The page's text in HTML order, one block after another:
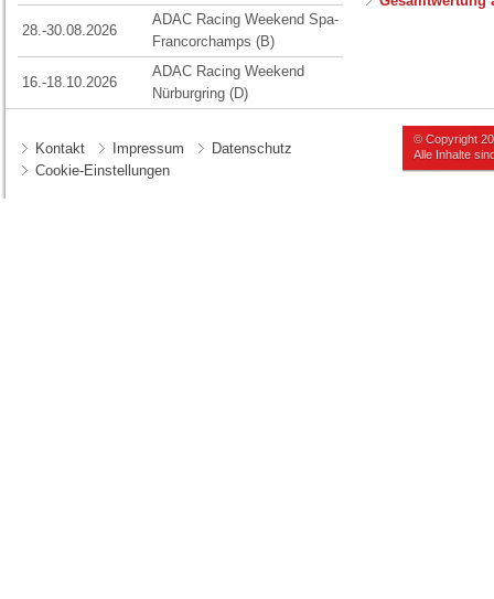
28.-30.08.2026
ADAC Racing Weekend Spa-
Francorchamps (B)
16.-18.10.2026
ADAC Racing Weekend
Nürburgring (D)
Kontakt Impressum
Datenschutz
Cookie-Einstellungen
© Copyright
Alle Inhalte